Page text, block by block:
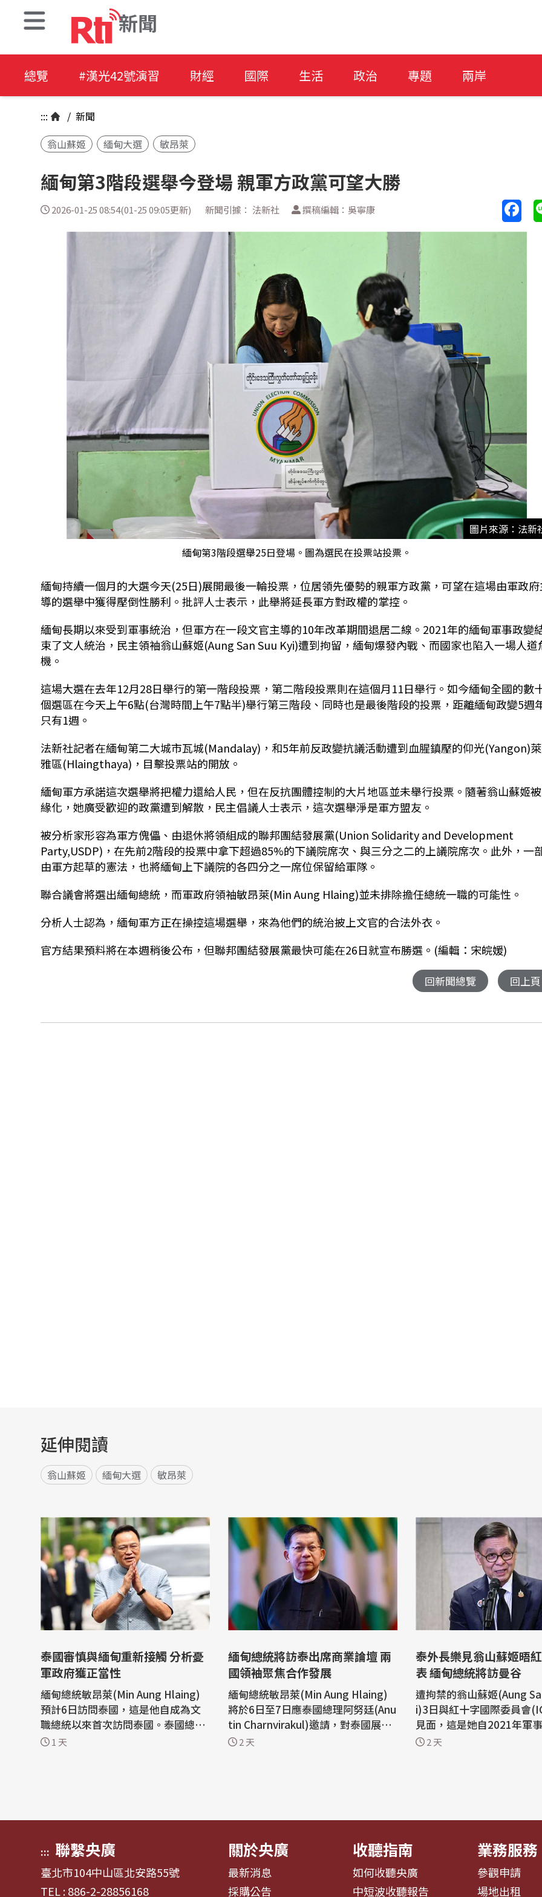
新聞
總覽 #漢光42號演習 財經 國際 生活 政治 專題 兩岸
::: / 新聞
翁山蘇姬
緬甸大選 敏昂萊
緬甸第3階段選舉今登場 親軍方政黨可望大勝
2026-01-25 08:54(01-25 09:05更新) 新聞引據： 法新社 撰稿編輯：吳寧康
圖片來源：法新
緬甸第3階段選舉25日登場。圖為選民在投票站投票。
緬甸持續一個月的大選今天(25日)展開最後一輪投票，位居領先優勢的親軍方政黨，可望在這場由軍政
導的選舉中獲得壓倒性勝利。批評人士表示，此舉將延長軍方對政權的掌控。
緬甸長期以來受到軍事統治，但軍方在一段文官主導的10年改革期間退居二線。2021年的緬甸軍事政變
束了文人統治，民主領袖翁山蘇姬(Aung San Suu Kyi)遭到拘留，緬甸爆發內戰、而國家也陷入一場人道
機。
這場大選在去年12月28日舉行的第一階段投票，第二階段投票則在這個月11日舉行。如今緬甸全國的數
個選區在今天上午6點(台灣時間上午7點半)舉行第三階段、同時也是最後階段的投票，距離緬甸政變5週
只有1週。
法新社記者在緬甸第二大城市瓦城(Mandalay)，和5年前反政變抗議活動遭到血腥鎮壓的仰光(Yangon)
雅區(Hlaingthaya)，目擊投票站的開放。
緬甸軍方承諾這次選舉將把權力還給人民，但在反抗團體控制的大片地區並未舉行投票。隨著翁山蘇姬
緣化，她廣受歡迎的政黨遭到解散，民主倡議人士表示，這次選舉淨是軍方盟友。
被分析家形容為軍方傀儡、由退休將領組成的聯邦團結發展黨(Union Solidarity and Development
Party,USDP)，在先前2階段的投票中拿下超過85%的下議院席次、與三分之二的上議院席次。此外，一
由軍方起草的憲法，也將緬甸上下議院的各四分之一席位保留給軍隊。
聯合議會將選出緬甸總統，而軍政府領袖敏昂萊(Min Aung Hlaing)並未排除擔任總統一職的可能性。
分析人士認為，緬甸軍方正在操控這場選舉，來為他們的統治披上文官的合法外衣。
官方結果預料將在本週稍後公布，但聯邦團結發展黨最快可能在26日就宣布勝選。(編輯：宋皖媛)
回新聞總覽 回上頁
延伸閱讀
翁山蘇姬 緬甸大選 敏昂萊
泰國審慎與緬甸重新接觸 分析憂
軍政府獲正當性
緬甸總統敏昂萊(Min Aung Hlaing)
預計6日訪問泰國，這是他自成為文
職總統以來首次訪問泰國。泰國總理
阿努廷(Anutin Charnvirakul)4日
1 天
緬甸總統將訪泰出席商業論壇 兩
國領袖聚焦合作發展
緬甸總統敏昂萊(Min Aung Hlaing)
將於6日至7日應泰國總理阿努廷(Anu
tin Charnvirakul)邀請，對泰國展開
正式訪問，並出席2026年泰緬商業論
2 天
泰外長樂見翁山蘇姬晤
表 緬甸總統將訪曼谷
遭拘禁的翁山蘇姬(Aung
i)3日與紅十字國際委員會
見面，這是她自2021年軍
黜以來，首次公開與外國
2 天
::: 聯繫央廣
臺北市104中山區北安路55號
TEL : 886-2-28856168
關於央廣
最新消息
採購公告
收聽指南
如何收聽央廣
中短波收聽報告
業務服務
參觀申請
場地出租